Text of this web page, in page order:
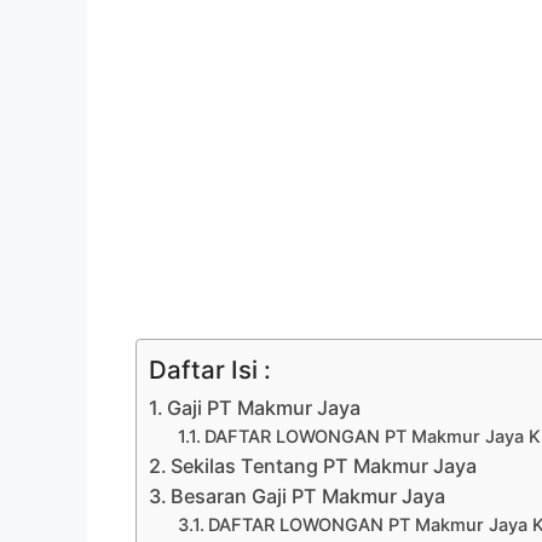
Daftar Isi :
Gaji PT Makmur Jaya
DAFTAR LOWONGAN PT Makmur Jaya
Sekilas Tentang PT Makmur Jaya
Besaran Gaji PT Makmur Jaya
DAFTAR LOWONGAN PT Makmur Jaya